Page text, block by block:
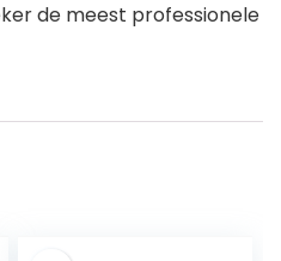
de meest professionele